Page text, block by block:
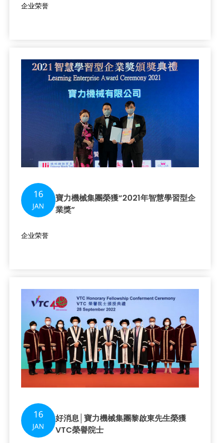
企业荣誉
16
JAN
寶力機械集團榮獲“2021年智慧學習型企
業獎”
企业荣誉
16
JAN
好消息│寶力機械集團黎啟東先生榮獲
VTC榮譽院士